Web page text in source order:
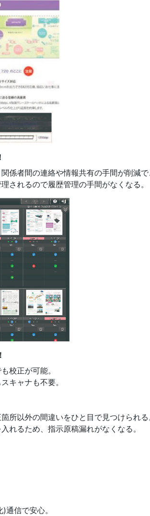
係者間の連絡や情報共有の手間が削減で
されるので履歴管理の手間がなくなる。
校正が可能。
キャナも不要。
所以外の間違いをひと目で見つけられる
れるため、指示原稿漏れがなくなる。
通信で安心。